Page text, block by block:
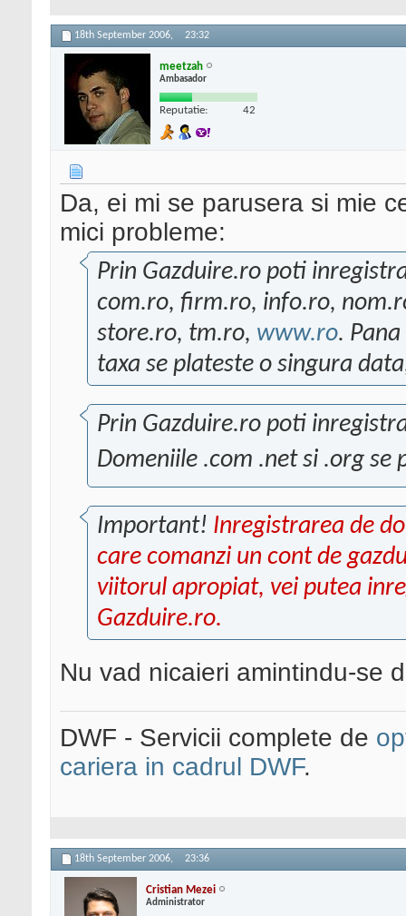
18th September 2006, 23:32
meetzah
Ambasador
Reputatie: 42
Da, ei mi se parusera si mie
mici probleme:
Prin Gazduire.ro poti
com.ro, firm.ro, info.ro,
store.ro, tm.ro, www.ro.
taxa se plateste o singura
Prin Gazduire.ro poti
Domeniile .com .net si .org se
Important! Inregistrarea de
care comanzi un cont de
viitorul apropiat, vei putea
Gazduire.ro.
Nu vad nicaieri amintindu-se
DWF - Servicii complete de
cariera in cadrul DWF.
18th September 2006, 23:36
Cristian Mezei
Administrator